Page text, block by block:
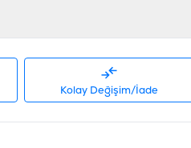
Kolay Değişim/İade